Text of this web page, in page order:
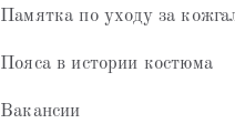
Памятка по уходу за
Пояса в истории костюма
Вакансии